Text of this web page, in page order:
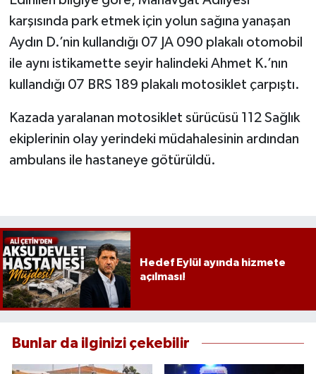
karşısında park etmek için yolun sağına yanaşan
Aydın D.’nin kullandığı 07 JA 090 plakalı otomobil
ile aynı istikamette seyir halindeki Ahmet K.’nın
kullandığı 07 BRS 189 plakalı motosiklet çarpıştı.
Kazada yaralanan motosiklet sürücüsü 112 Sağlık
ekiplerinin olay yerindeki müdahalesinin ardından
ambulans ile hastaneye götürüldü.
Hedef Eylül ayında hizmete
açılması!
Bunlar da ilginizi çekebilir